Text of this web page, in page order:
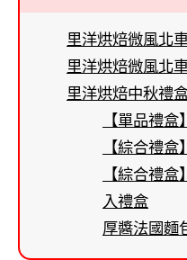
里洋烘焙微風北
里洋烘焙微風北
里洋烘焙中秋禮
【單品禮
【綜合禮
【綜合禮
入禮盒
厚醬法國麵